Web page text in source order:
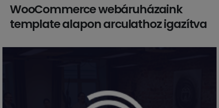
WooCommerce webáruházaink
template alapon arculathoz igazítva